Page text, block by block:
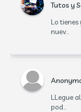
Tutos y
Lo
nuev...
LLegue
pod...